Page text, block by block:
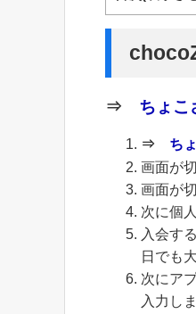
⇒ ちょこ
⇒ ち
画面が
画面が
次に個
入会す
日でも
次にア
入力し